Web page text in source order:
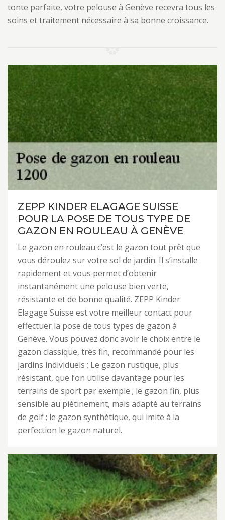
tonte parfaite, votre pelouse à Genève recevra tous les
soins et traitement nécessaire à sa bonne croissance.
ZEPP KINDER ELAGAGE SUISSE
POUR LA POSE DE TOUS TYPE DE
GAZON EN ROULEAU À GENÈVE
Le gazon en rouleau c’est le gazon tout prêt que
vous déroulez sur votre sol de jardin. Il s’installe
rapidement et vous permet d’obtenir
instantanément une pelouse bien verte,
résistante et de bonne qualité. ZEPP Kinder
Elagage Suisse est votre meilleur contact pour
effectuer la pose de tous types de gazon à
Genève. Vous pouvez donc avoir le choix entre le
gazon classique, très fin, recommandé pour les
jardins individuels ; Le gazon rustique, plus
résistant, que l’on utilise davantage pour les
terrains de sport par exemple ; le gazon fin, plus
sensible au piétinement, mais adapté au terrains
de golf ; le gazon synthétique, qui imite à la
perfection le gazon naturel.